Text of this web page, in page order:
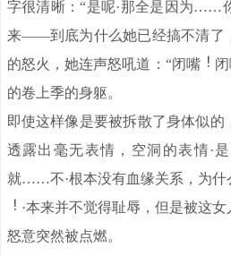
字很清晰：“是呢·那全是因为……
来——到底为什么她已经搞不清了
的怒火，她连声怒吼道：“闭嘴
的卷上季的身躯。
即使这样像是要被拆散了身体似的
透露出毫无表情，空洞的表情·
就……不·根本没有血缘关系，为什
·本来并不觉得耻辱，但是被这
怒意突然被点燃。